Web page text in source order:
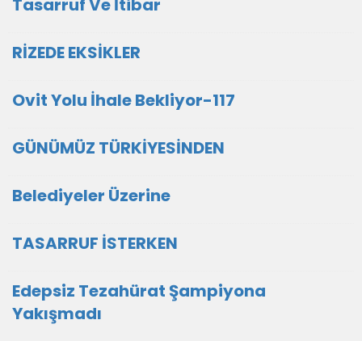
Tasarruf Ve İtibar
RİZEDE EKSİKLER
Ovit Yolu İhale Bekliyor-117
GÜNÜMÜZ TÜRKİYESİNDEN
Belediyeler Üzerine
TASARRUF İSTERKEN
Edepsiz Tezahürat Şampiyona
Yakışmadı